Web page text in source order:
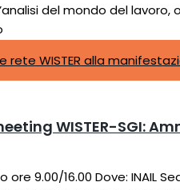
del mondo del
rete WISTER alla
WISTER-SGI:
ore 9.00/16.00 Dove: INAIL